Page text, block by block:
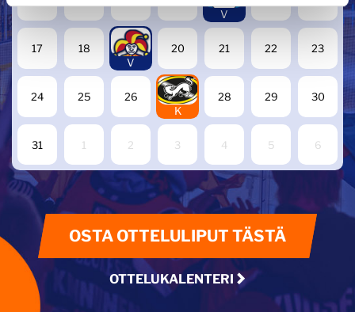
V
17 18
19
V
20 21 22 23
24 25 26
27
K
28 29 30
31 1 2 3 4 5 6
OSTA OTTELULIPUT TÄSTÄ
OTTELUKALENTERI